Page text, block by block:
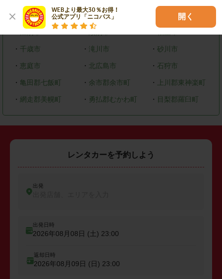
WEBより最大30％お得！
公式アプリ「ニコパス」
開く
・ 岩見沢市 ・留萌市 苫小牧市
・ 千歳市 ・ 滝川市 ・砂川市
・ 恵庭市 ・ 北広島市 ・ 石狩市
・ 亀田郡七飯町 ・ 余市郡余市町 ・ 上川郡東神楽町
・ 網走郡美幌町 ・ 勇払郡むかわ町 ・ 目梨郡羅臼町
レンタカーを予約しよう
出発
出発日時
2026年08月08日 (土) 23:00
返却日時
2026年08月09日 (日) 23:00